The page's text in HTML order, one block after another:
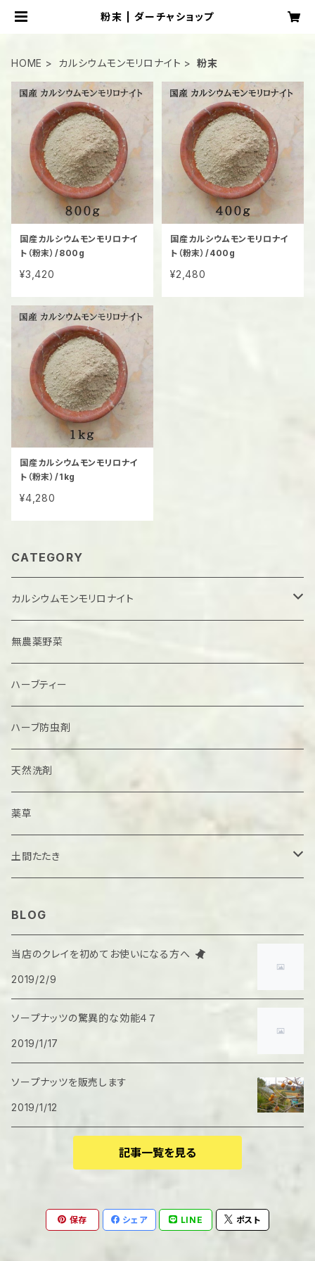
粉末 | ダーチャショップ
HOME カルシウムモンモリロナイト 粉末
国産カルシウムモンモリロナイ
ト（粉末）/800g
¥3,420
国産カルシウムモンモリロナイ
ト（粉末）/400g
¥2,480
国産カルシウムモンモリロナイ
ト（粉末）/1kg
¥4,280
CATEGORY
カルシウムモンモリロナイト
固形
粉末
無農薬野菜
ハーブティー
ハーブ防虫剤
天然洗剤
薬草
土間たたき
BLOG
当店のクレイを初めてお使いになる方へ
2019/2/9
ソープナッツの驚異的な効能４７
2019/1/17
ソープナッツを販売します
2019/1/12
記事一覧を見る
保存 シェア LINE ポスト